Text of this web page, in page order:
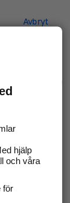
Avbryt
hjälp
och våra
för